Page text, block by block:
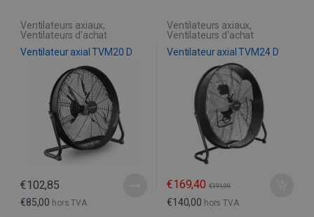
Ventilateurs axiaux,
Ventilateurs d'achat
Ventilateur axial TVM20 D
€102,85
€85,00 hors TVA
Ventilateurs axiaux,
Ventilateurs d'achat
Ventilateur axial TVM24 D
€169,40 €191,99
€140,00 hors TVA